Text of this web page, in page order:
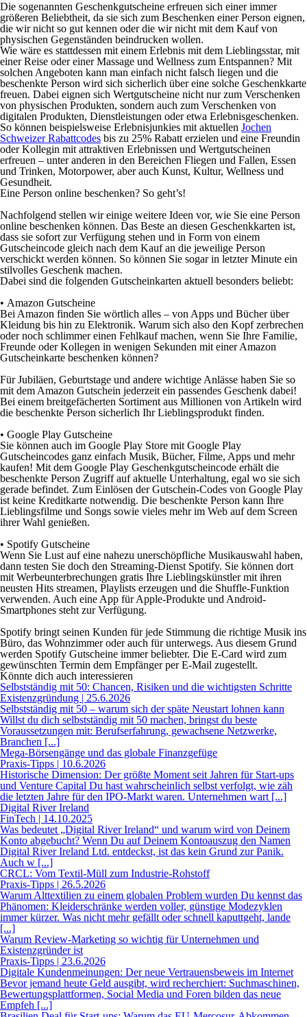
Die sogenannten Geschenkgutscheine erfreuen sich einer immer
größeren Beliebtheit, da sie sich zum Beschenken einer Person eignen,
die wir nicht so gut kennen oder die wir nicht mit dem Kauf von
physischen Gegenständen beindrucken wollen.
Wie wäre es stattdessen mit einem Erlebnis mit dem Lieblingsstar, mit
einer Reise oder einer Massage und Wellness zum Entspannen? Mit
solchen Angeboten kann man einfach nicht falsch liegen und die
beschenkte Person wird sich sicherlich über eine solche Geschenkkarte
freuen. Dabei eignen sich Wertgutscheine nicht nur zum Verschenken
von physischen Produkten, sondern auch zum Verschenken von
digitalen Produkten, Dienstleistungen oder etwa Erlebnisgeschenken.
So können beispielsweise Erlebnisjunkies mit aktuellen Jochen
Schweizer Rabattcodes bis zu 25% Rabatt erzielen und eine Freundin
oder Kollegin mit attraktiven Erlebnissen und Wertgutscheinen
erfreuen – unter anderen in den Bereichen Fliegen und Fallen, Essen
und Trinken, Motorpower, aber auch Kunst, Kultur, Wellness und
Gesundheit.
Eine Person online beschenken? So geht’s!
Nachfolgend stellen wir einige weitere Ideen vor, wie Sie eine Person
online beschenken können. Das Beste an diesen Geschenkkarten ist,
dass sie sofort zur Verfügung stehen und in Form von einem
Gutscheincode gleich nach dem Kauf an die jeweilige Person
verschickt werden können. So können Sie sogar in letzter Minute ein
stilvolles Geschenk machen.
Dabei sind die folgenden Gutscheinkarten aktuell besonders beliebt:
• Amazon Gutscheine
Bei Amazon finden Sie wörtlich alles – von Apps und Bücher über
Kleidung bis hin zu Elektronik. Warum sich also den Kopf zerbrechen
oder noch schlimmer einen Fehlkauf machen, wenn Sie Ihre Familie,
Freunde oder Kollegen in wenigen Sekunden mit einer Amazon
Gutscheinkarte beschenken können?
Für Jubiläen, Geburtstage und andere wichtige Anlässe haben Sie so
mit dem Amazon Gutschein jederzeit ein passendes Geschenk dabei!
Bei einem breitgefächerten Sortiment aus Millionen von Artikeln wird
die beschenkte Person sicherlich Ihr Lieblingsprodukt finden.
• Google Play Gutscheine
Sie können auch im Google Play Store mit Google Play
Gutscheincodes ganz einfach Musik, Bücher, Filme, Apps und mehr
kaufen! Mit dem Google Play Geschenkgutscheincode erhält die
beschenkte Person Zugriff auf aktuelle Unterhaltung, egal wo sie sich
gerade befindet. Zum Einlösen der Gutschein-Codes von Google Play
ist keine Kreditkarte notwendig. Die beschenkte Person kann Ihre
Lieblingsfilme und Songs sowie vieles mehr im Web auf dem Screen
ihrer Wahl genießen.
• Spotify Gutscheine
Wenn Sie Lust auf eine nahezu unerschöpfliche Musikauswahl haben,
dann testen Sie doch den Streaming-Dienst Spotify. Sie können dort
mit Werbeunterbrechungen gratis Ihre Lieblingskünstler mit ihren
neusten Hits streamen, Playlists erzeugen und die Shuffle-Funktion
verwenden. Auch eine App für Apple-Produkte und Android-
Smartphones steht zur Verfügung.
Spotify bringt seinen Kunden für jede Stimmung die richtige Musik ins
Büro, das Wohnzimmer oder auch für unterwegs. Aus diesem Grund
werden Spotify Gutscheine immer beliebter. Die E-Card wird zum
gewünschten Termin dem Empfänger per E-Mail zugestellt.
Könnte dich auch interessieren
Selbstständig mit 50: Chancen, Risiken und die wichtigsten Schritte
Existenzgründung | 25.6.2026
Selbstständig mit 50 – warum sich der späte Neustart lohnen kann
Willst du dich selbstständig mit 50 machen, bringst du beste
Voraussetzungen mit: Berufserfahrung, gewachsene Netzwerke,
Branchen [...]
Mega-Börsengänge und das globale Finanzgefüge
Praxis-Tipps | 10.6.2026
Historische Dimension: Der größte Moment seit Jahren für Start-ups
und Venture Capital Du hast wahrscheinlich selbst verfolgt, wie zäh
die letzten Jahre für den IPO-Markt waren. Unternehmen wart [...]
Digital River Ireland
FinTech | 14.10.2025
Was bedeutet „Digital River Ireland“ und warum wird von Deinem
Konto abgebucht? Wenn Du auf Deinem Kontoauszug den Namen
Digital River Ireland Ltd. entdeckst, ist das kein Grund zur Panik.
Auch w [...]
CRCL: Vom Textil-Müll zum Industrie-Rohstoff
Praxis-Tipps | 26.5.2026
Warum Alttextilien zu einem globalen Problem wurden Du kennst das
Phänomen: Kleiderschränke werden voller, günstige Modezyklen
immer kürzer. Was nicht mehr gefällt oder schnell kaputtgeht, lande
[...]
Warum Review-Marketing so wichtig für Unternehmen und
Existenzgründer ist
Praxis-Tipps | 23.6.2026
Digitale Kundenmeinungen: Der neue Vertrauensbeweis im Internet
Bevor jemand heute Geld ausgibt, wird recherchiert: Suchmaschinen,
Bewertungsplattformen, Social Media und Foren bilden das neue
Empfeh [...]